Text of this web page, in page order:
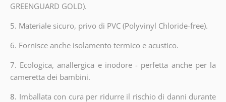
GREENGUARD GOLD).
5. Materiale sicuro, privo di PVC (Polyvinyl Chloride-free).
6. Fornisce anche isolamento termico e acustico.
7. Ecologica, anallergica e inodore - perfetta anche per la
cameretta dei bambini.
8. Imballata con cura per ridurre il rischio di danni durante